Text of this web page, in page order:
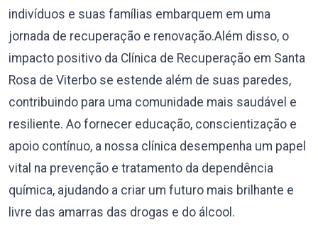
indivíduos e suas famílias embarquem em uma
jornada de recuperação e renovação.Além disso, o
impacto positivo da Clínica de Recuperação em Santa
Rosa de Viterbo se estende além de suas paredes,
contribuindo para uma comunidade mais saudável e
resiliente. Ao fornecer educação, conscientização e
apoio contínuo, a nossa clínica desempenha um papel
vital na prevenção e tratamento da dependência
química, ajudando a criar um futuro mais brilhante e
livre das amarras das drogas e do álcool.